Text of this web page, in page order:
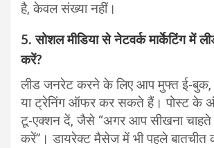
है, केवल संख्या नहीं।
5. सोशल मीडिया से नेटवर्क मार्केटिंग में
करें?
लीड जनरेट करने के लिए आप मुफ्त ई-बुक,
या ट्रेनिंग ऑफर कर सकते हैं। पोस्ट के
टू-एक्शन दें, जैसे “अगर आप सीखना चाहते
करें”। डायरेक्ट मैसेज में भी पहले बातचीत